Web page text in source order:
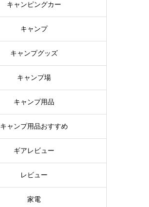
キャンピングカー
キャンプ
キャンプグッズ
キャンプ場
キャンプ用品
キャンプ用品おすすめ
ギアレビュー
レビュー
家電